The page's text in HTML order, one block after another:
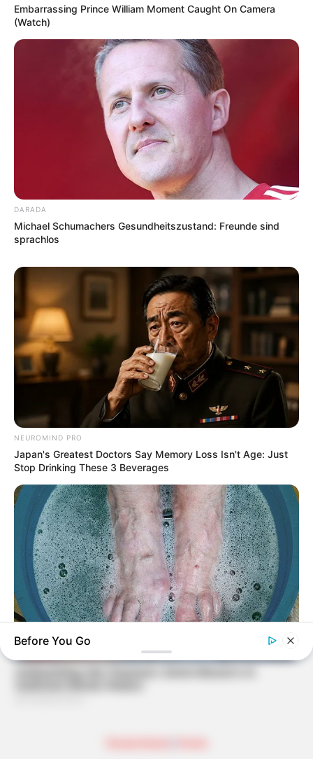
Embarrassing Prince William Moment Caught On Camera
(Watch)
DARADA
Michael Schumachers Gesundheitszustand: Freunde sind
sprachlos
NEUROMIND PRO
Japan's Greatest Doctors Say Memory Loss Isn't Age: Just
Stop Drinking These 3 Beverages
Before You Go